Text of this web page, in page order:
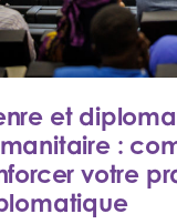
et
:
votre